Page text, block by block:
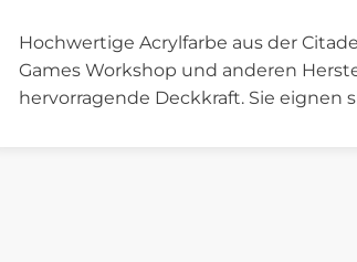
Hochwertige Acrylfarbe aus der
Games Workshop und anderen
hervorragende Deckkraft. Sie eignen